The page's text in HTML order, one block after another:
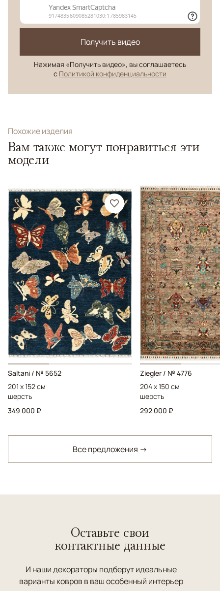
Получить видео
Нажимая «Получить видео», вы соглашаетесь
с Политикой конфиденциальности
Похожие изделия
Вам также могут понравиться эти
модели
Saltani / № 5652
201 x 152 см
шерсть
349 000 ₽
Ziegler / № 4776
204 x 150 см
шерсть
292 000 ₽
Все предложения →
Оставьте свои
контактные данные
И наши декораторы подберут идеальные
варианты ковров в ваш особенный интерьер